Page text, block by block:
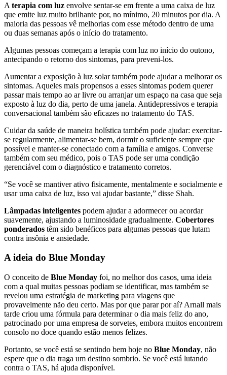
A terapia com luz envolve sentar-se em frente a uma caixa de luz
que emite luz muito brilhante por, no mínimo, 20 minutos por dia. A
maioria das pessoas vê melhorias com esse método dentro de uma
ou duas semanas após o início do tratamento.
Algumas pessoas começam a terapia com luz no início do outono,
antecipando o retorno dos sintomas, para preveni-los.
Aumentar a exposição à luz solar também pode ajudar a melhorar os
sintomas. Aqueles mais propensos a esses sintomas podem querer
passar mais tempo ao ar livre ou arranjar um espaço na casa que seja
exposto à luz do dia, perto de uma janela. Antidepressivos e terapia
conversacional também são eficazes no tratamento do TAS.
Cuidar da saúde de maneira holística também pode ajudar: exercitar-
se regularmente, alimentar-se bem, dormir o suficiente sempre que
possível e manter-se conectado com a família e amigos. Converse
também com seu médico, pois o TAS pode ser uma condição
gerenciável com o diagnóstico e tratamento corretos.
“Se você se mantiver ativo fisicamente, mentalmente e socialmente e
usar uma caixa de luz, isso vai ajudar bastante,” disse Shah.
Lâmpadas inteligentes podem ajudar a adormecer ou acordar
suavemente, ajustando a luminosidade gradualmente. Cobertores
ponderados têm sido benéficos para algumas pessoas que lutam
contra insônia e ansiedade.
A ideia do Blue Monday
O conceito de Blue Monday foi, no melhor dos casos, uma ideia
com a qual muitas pessoas podiam se identificar, mas também se
revelou uma estratégia de marketing para viagens que
provavelmente não deu certo. Mas por que parar por aí? Arnall mais
tarde criou uma fórmula para determinar o dia mais feliz do ano,
patrocinado por uma empresa de sorvetes, embora muitos encontrem
consolo no doce quando estão menos felizes.
Portanto, se você está se sentindo bem hoje no Blue Monday, não
espere que o dia traga um destino sombrio. Se você está lutando
contra o TAS, há ajuda disponível.